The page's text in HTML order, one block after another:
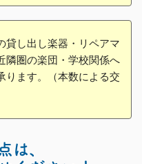
貸し出し楽器・リペアマ
隣圏の楽団・学校関係へ
ります。（本数による交